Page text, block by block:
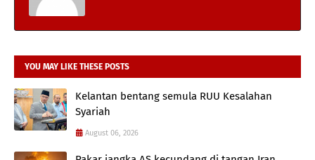
YOU MAY LIKE THESE POSTS
Kelantan bentang semula RUU Kesalahan
Syariah
August 06, 2026